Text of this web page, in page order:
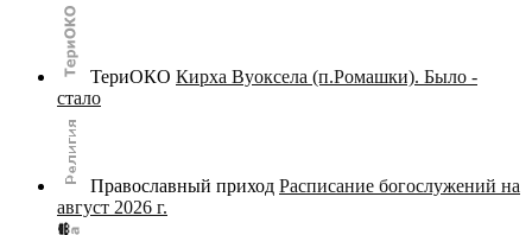
ТериОКО Кирха Вуоксела (п.Ромашки). Было -
стало
Православный приход Расписание богослужений на
август 2026 г.